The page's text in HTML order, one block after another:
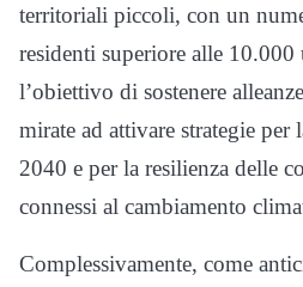
territoriali piccoli, con un
residenti superiore alle 10.000
l’obiettivo di sostenere
mirate ad attivare strategie per
2040 e per la resilienza delle
connessi al cambiamento
Complessivamente, come